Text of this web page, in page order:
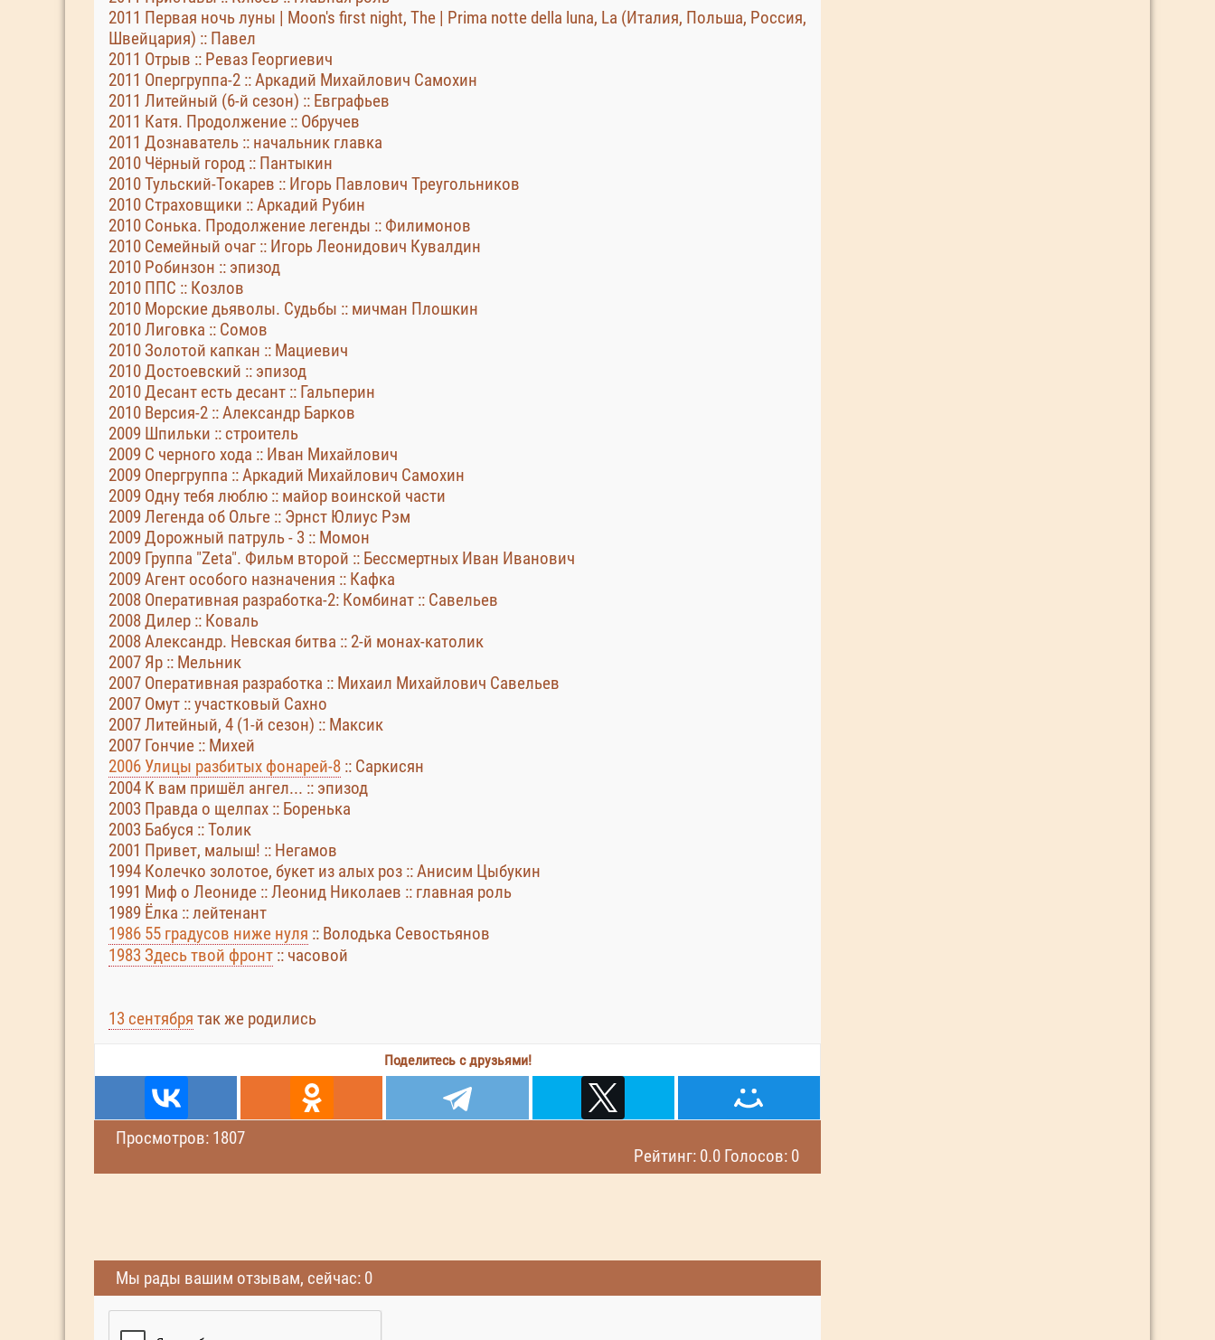
2011 Первая ночь луны | Moon's first night, The | Prima notte della luna, La (Италия, Польша, Россия,
Швейцария) :: Павел
2011 Отрыв :: Реваз Георгиевич
2011 Опергруппа-2 :: Аркадий Михайлович Самохин
2011 Литейный (6-й сезон) :: Евграфьев
2011 Катя. Продолжение :: Обручев
2011 Дознаватель :: начальник главка
2010 Чёрный город :: Пантыкин
2010 Тульский-Токарев :: Игорь Павлович Треугольников
2010 Страховщики :: Аркадий Рубин
2010 Сонька. Продолжение легенды :: Филимонов
2010 Семейный очаг :: Игорь Леонидович Кувалдин
2010 Робинзон :: эпизод
2010 ППС :: Козлов
2010 Морские дьяволы. Судьбы :: мичман Плошкин
2010 Лиговка :: Сомов
2010 Золотой капкан :: Мациевич
2010 Достоевский :: эпизод
2010 Десант есть десант :: Гальперин
2010 Версия-2 :: Александр Барков
2009 Шпильки :: строитель
2009 С черного хода :: Иван Михайлович
2009 Опергруппа :: Аркадий Михайлович Самохин
2009 Одну тебя люблю :: майор воинской части
2009 Легенда об Ольге :: Эрнст Юлиус Рэм
2009 Дорожный патруль - 3 :: Момон
2009 Группа "Zeta". Фильм второй :: Бессмертных Иван Иванович
2009 Агент особого назначения :: Кафка
2008 Оперативная разработка-2: Комбинат :: Савельев
2008 Дилер :: Коваль
2008 Александр. Невская битва :: 2-й монах-католик
2007 Яр :: Мельник
2007 Оперативная разработка :: Михаил Михайлович Савельев
2007 Омут :: участковый Сахно
2007 Литейный, 4 (1-й сезон) :: Максик
2007 Гончие :: Михей
2006 Улицы разбитых фонарей-8 :: Саркисян
2004 К вам пришёл ангел... :: эпизод
2003 Правда о щелпах :: Боренька
2003 Бабуся :: Толик
2001 Привет, малыш! :: Негамов
1994 Колечко золотое, букет из алых роз :: Анисим Цыбукин
1991 Миф о Леониде :: Леонид Николаев :: главная роль
1989 Ёлка :: лейтенант
1986 55 градусов ниже нуля :: Володька Севостьянов
1983 Здесь твой фронт :: часовой
13 сентября так же родились
Поделитесь с друзьями!
Просмотров: 1807
Рейтинг: 0.0 Голосов: 0
Мы рады вашим отзывам, сейчас: 0